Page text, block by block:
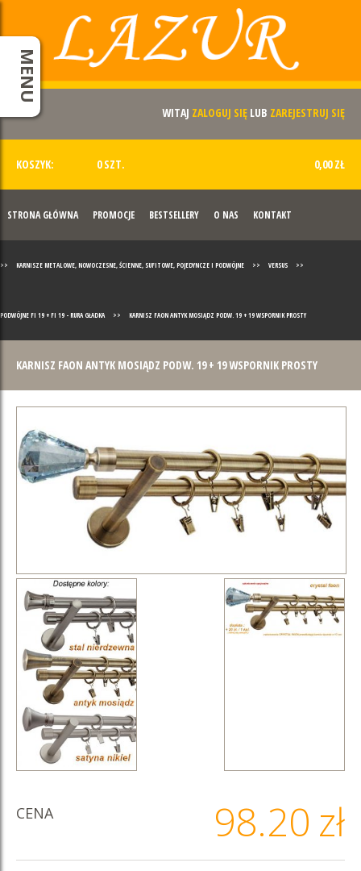
WITAJ ZALOGUJ SIĘ LUB ZAREJESTRUJ SIĘ
KOSZYK: 0 SZT. 0,00 ZŁ
STRONA GŁÓWNA PROMOCJE BESTSELLERY O NAS KONTAKT
MENU
>> KARNISZE METALOWE, NOWOCZESNE, ŚCIENNE, SUFITOWE, POJEDYNCZE I PODWÓJNE >> VERSUS >>
PODWÓJNE FI 19 + FI 19 - RURA GŁADKA >> KARNISZ FAON ANTYK MOSIĄDZ PODW. 19 + 19 WSPORNIK PROSTY
KARNISZ FAON ANTYK MOSIĄDZ PODW. 19 + 19 WSPORNIK PROSTY
CENA 98.20 zł